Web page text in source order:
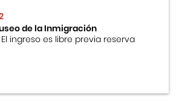
de la Inmigración
ingreso es libre previa reserva